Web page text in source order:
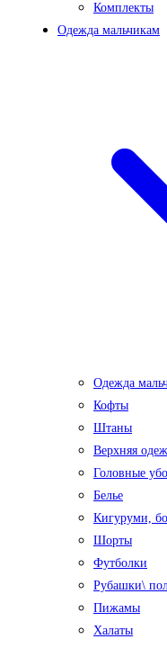
Комплекты
Одежда мальчикам
Одежда
Кофты
Штаны
Верхняя
Головные
Белье
Кигуруми,
Шорты
Футболки
Рубашки\
Пижамы
Халаты